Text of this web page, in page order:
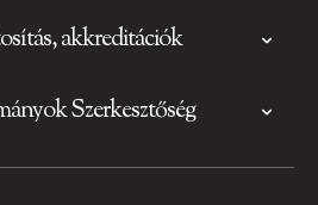
akkreditációk
Szerkesztőség